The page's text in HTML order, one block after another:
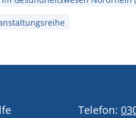
Telefon: